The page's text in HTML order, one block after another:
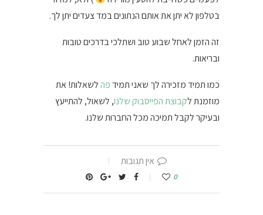
בטלפון לא יתן את אותם הנתונים במד צעדים יתן לך.
זה הזמן לאחל שבוע טוב ושתלכי בדרכים טובות
ובריאות.
כמו תמיד מזכירה לך שאני תמידפהלשאלות! את
מוזמנת לקבוצת הפייסבוק שלנו, לשאול, להתייעץ
ובעיקר לקבל תמיכה מכל החברות שלנו.
אין תגובות
0